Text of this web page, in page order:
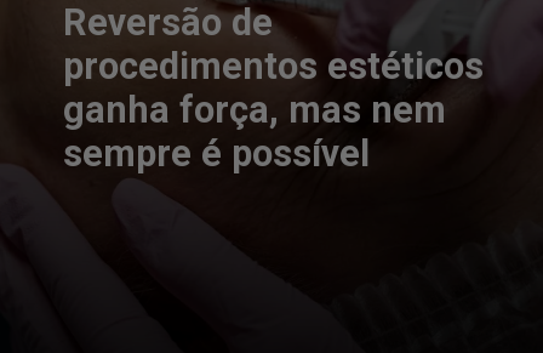
Reversão de
procedimentos estéticos
ganha força, mas nem
sempre é possível